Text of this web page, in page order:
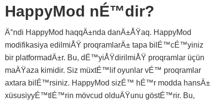
HappyMod nÉ™dir?
Ä°ndi HappyMod haqqÄ±nda danÄ±ÅŸaq. HappyMod
modifikasiya edilmiÅŸ proqramlarÄ± tapa bilÉ™cÉ™yiniz
bir platformadÄ±r. Bu, dÉ™yiÅŸdirilmiÅŸ proqramlar üçün
maÄŸaza kimidir. Siz müxtÉ™lif oyunlar vÉ™ proqramlar
axtara bilÉ™rsiniz. HappyMod sizÉ™ hÉ™r modda hansÄ±
xüsusiyyÉ™tlÉ™rin mövcud olduÄŸunu göstÉ™rir. Bu,